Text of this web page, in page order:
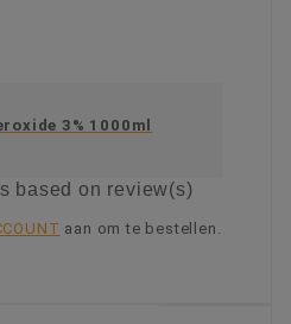
3% 1000ml
based on review(s)
aan om te bestellen.